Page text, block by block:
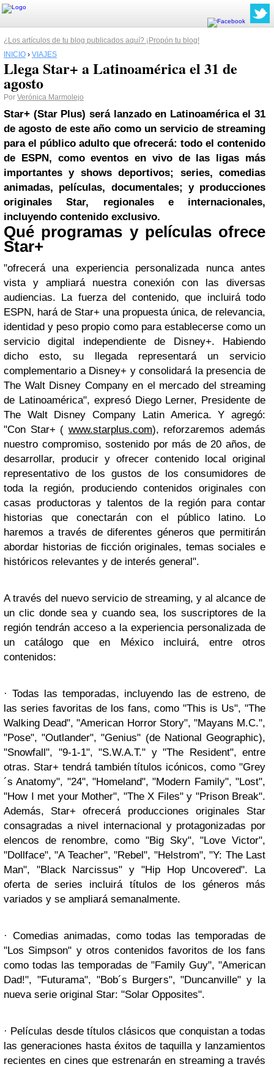
¿Los artículos de tu blog publicados aquí? ¡Propón tu blog!
INICIO › VIAJES
Llega Star+ a Latinoamérica el 31 de
agosto
Por Verónica Marmolejo
Star+ (Star Plus) será lanzado en Latinoamérica el 31
de agosto de este año como un servicio de streaming
para el público adulto que ofrecerá: todo el contenido
de ESPN, como eventos en vivo de las ligas más
importantes y shows deportivos; series, comedias
animadas, películas, documentales; y producciones
originales Star, regionales e internacionales,
incluyendo contenido exclusivo.
Qué programas y películas ofrece
Star+
"ofrecerá una experiencia personalizada nunca antes
vista y ampliará nuestra conexión con las diversas
audiencias. La fuerza del contenido, que incluirá todo
ESPN, hará de Star+ una propuesta única, de relevancia,
identidad y peso propio como para establecerse como un
servicio digital independiente de Disney+. Habiendo
dicho esto, su llegada representará un servicio
complementario a Disney+ y consolidará la presencia de
The Walt Disney Company en el mercado del streaming
de Latinoamérica", expresó Diego Lerner, Presidente de
The Walt Disney Company Latin America. Y agregó:
"Con Star+ ( www.starplus.com), reforzaremos además
nuestro compromiso, sostenido por más de 20 años, de
desarrollar, producir y ofrecer contenido local original
representativo de los gustos de los consumidores de
toda la región, produciendo contenidos originales con
casas productoras y talentos de la región para contar
historias que conectarán con el público latino. Lo
haremos a través de diferentes géneros que permitirán
abordar historias de ficción originales, temas sociales e
históricos relevantes y de interés general".
A través del nuevo servicio de streaming, y al alcance de
un clic donde sea y cuando sea, los suscriptores de la
región tendrán acceso a la experiencia personalizada de
un catálogo que en México incluirá, entre otros
contenidos:
· Todas las temporadas, incluyendo las de estreno, de
las series favoritas de los fans, como "This is Us", "The
Walking Dead", "American Horror Story", "Mayans M.C.",
"Pose", "Outlander", "Genius" (de National Geographic),
"Snowfall", "9-1-1", "S.W.A.T." y "The Resident", entre
otras. Star+ tendrá también títulos icónicos, como "Grey
´s Anatomy", "24", "Homeland", "Modern Family", "Lost",
"How I met your Mother", "The X Files" y "Prison Break".
Además, Star+ ofrecerá producciones originales Star
consagradas a nivel internacional y protagonizadas por
elencos de renombre, como "Big Sky", "Love Victor",
"Dollface", "A Teacher", "Rebel", "Helstrom", "Y: The Last
Man", "Black Narcissus" y "Hip Hop Uncovered". La
oferta de series incluirá títulos de los géneros más
variados y se ampliará semanalmente.
· Comedias animadas, como todas las temporadas de
"Los Simpson" y otros contenidos favoritos de los fans
como todas las temporadas de "Family Guy", "American
Dad!", "Futurama", "Bob´s Burgers", "Duncanville" y la
nueva serie original Star: "Solar Opposites".
· Películas desde títulos clásicos que conquistan a todas
las generaciones hasta éxitos de taquilla y lanzamientos
recientes en cines que estrenarán en streaming a través